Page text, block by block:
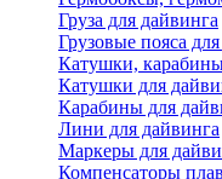
Груза для дайвинга
Грузовые пояса
Катушки,
Катушки для
Карабины для
Лини для дайвинга
Маркеры для
Компенсаторы